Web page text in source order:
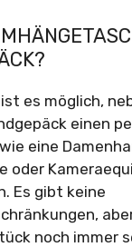
es möglich,
einen
eine
oder
Es gibt keine
noch immer